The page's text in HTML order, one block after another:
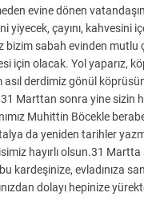
evine dönen
yiyecek, çayını, kahvesini
sabah evinden mutlu
için olacak. Yol yaparız,
asıl derdimiz gönül
Marttan sonra yine sizin
Muhittin Böcekle
da yeniden tarihler
hayırlı olsun.31 Martta
kardeşinize, evladınıza
dolayı hepinize